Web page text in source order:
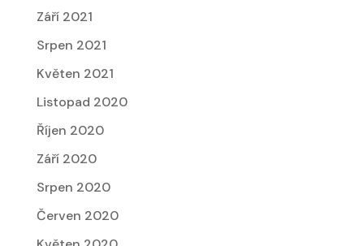
Září 2021
Srpen 2021
Květen 2021
Listopad 2020
Říjen 2020
Září 2020
Srpen 2020
Červen 2020